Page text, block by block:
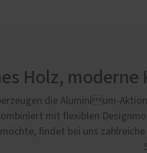
Holz, moderne
die Aluminium-
mit flexiblen
findet bei uns